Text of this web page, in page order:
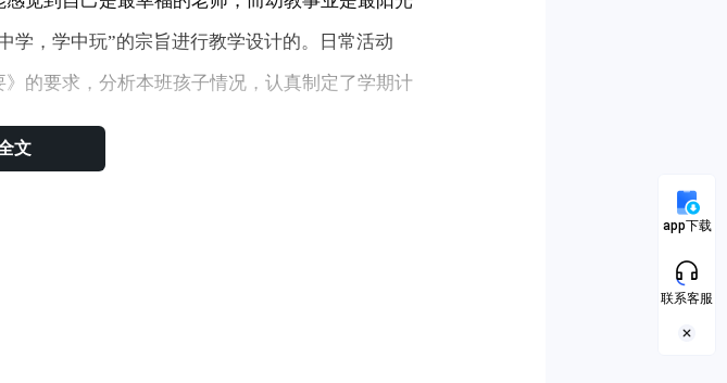
app下载
联系客服
学，学中玩”的宗旨进行教学设计的。日常活动
的要求，分析本班孩子情况，认真制定了学期计
文